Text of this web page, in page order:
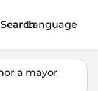
SearchLanguage
a mayor